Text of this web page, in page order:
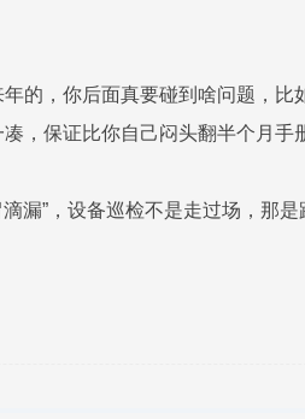
的，你后面真要碰到啥问题，比
，保证比你自己闷头翻半个月手
漏”，设备巡检不是走过场，那